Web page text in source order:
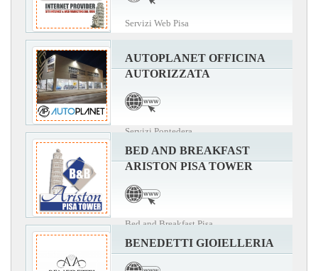
Servizi Web Pisa
AUTOPLANET OFFICINA
AUTORIZZATA
Servizi Pontedera
BED AND BREAKFAST
ARISTON PISA TOWER
Bed and Breakfast Pisa
BENEDETTI GIOIELLERIA